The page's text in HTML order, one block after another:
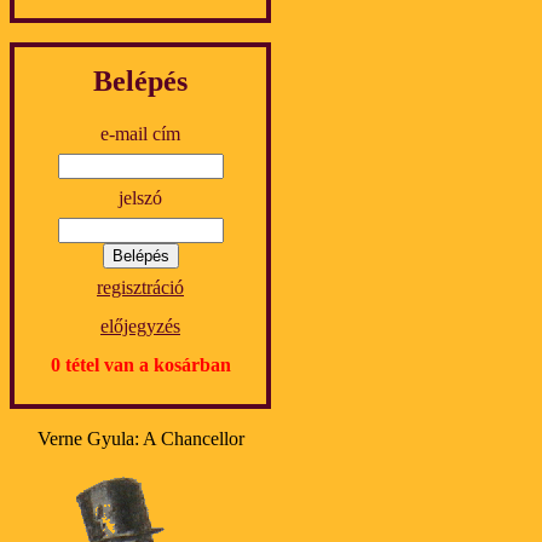
Belépés
e-mail cím
jelszó
regisztráció
előjegyzés
0 tétel van a kosárban
Verne Gyula: A Chancellor